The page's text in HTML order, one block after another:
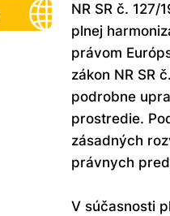
NR SR č.
plnej
právom
zákon NR SR
podrobne
prostredie.
zásadných
právnych
V súčasnosti